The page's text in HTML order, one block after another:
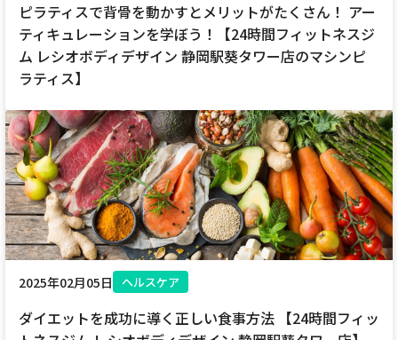
ピラティスで背骨を動かすとメリットがたくさん！ アー
ティキュレーションを学ぼう！【24時間フィットネスジ
ム レシオボディデザイン 静岡駅葵タワー店のマシンピ
ラティス】
2025年02月05日 ヘルスケア
ダイエットを成功に導く正しい食事方法 【24時間フィッ